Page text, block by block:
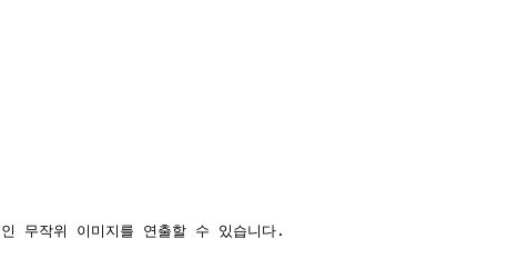
무작위 이미지를 연출할 수 있습니다.